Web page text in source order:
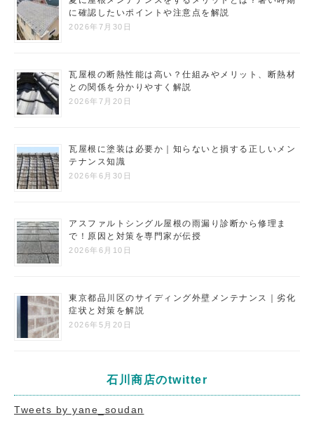
に確認したいポイントや注意点を解説
2026年7月30日
瓦屋根の断熱性能は高い？仕組みやメリット、断熱材
との関係を分かりやすく解説
2026年7月20日
瓦屋根に塗装は必要か｜知らないと損する正しいメン
テナンス知識
2026年6月30日
アスファルトシングル屋根の雨漏り診断から修理ま
で！原因と対策を専門家が伝授
2026年6月10日
東京都品川区のサイディング外壁メンテナンス｜劣化
症状と対策を解説
2026年5月20日
石川商店のtwitter
Tweets by yane_soudan